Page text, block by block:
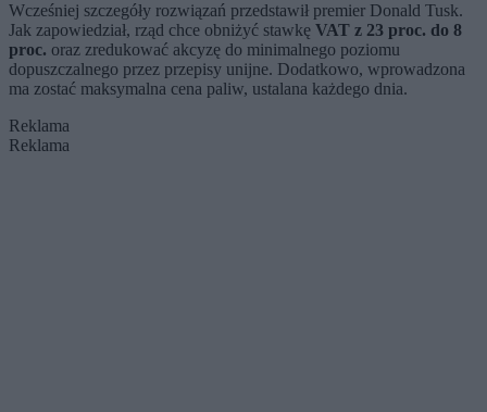
Wcześniej szczegóły rozwiązań przedstawił premier Donald Tusk.
Jak zapowiedział, rząd chce obniżyć stawkę VAT z 23 proc. do 8
proc. oraz zredukować akcyzę do minimalnego poziomu
dopuszczalnego przez przepisy unijne. Dodatkowo, wprowadzona
ma zostać maksymalna cena paliw, ustalana każdego dnia.
Reklama
Reklama